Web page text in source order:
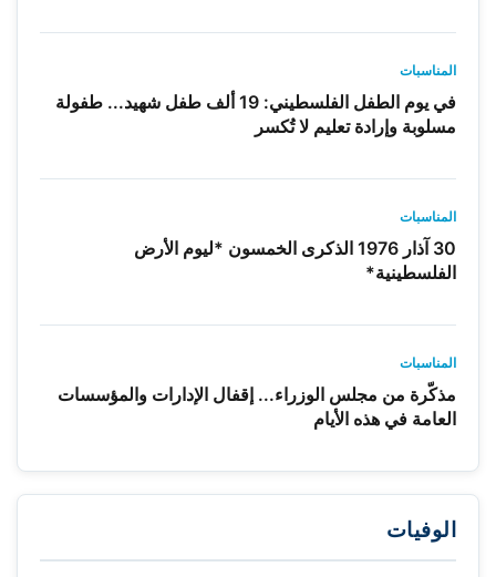
المناسبات
في يوم الطفل الفلسطيني: 19 ألف طفل شهيد... طفولة
مسلوبة وإرادة تعليم لا تُكسر
المناسبات
30 آذار 1976 الذكرى الخمسون *ليوم الأرض
الفلسطينية*
المناسبات
مذكّرة من مجلس الوزراء... إقفال الإدارات والمؤسسات
العامة في هذه الأيام
الوفيات